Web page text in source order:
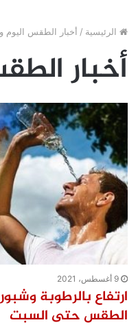
الرئيسية / أخبار الطقس اليوم
أخبار
9 أغسطس، 2021
ارتفاع بالرطوبة
الطقس حتى السبت